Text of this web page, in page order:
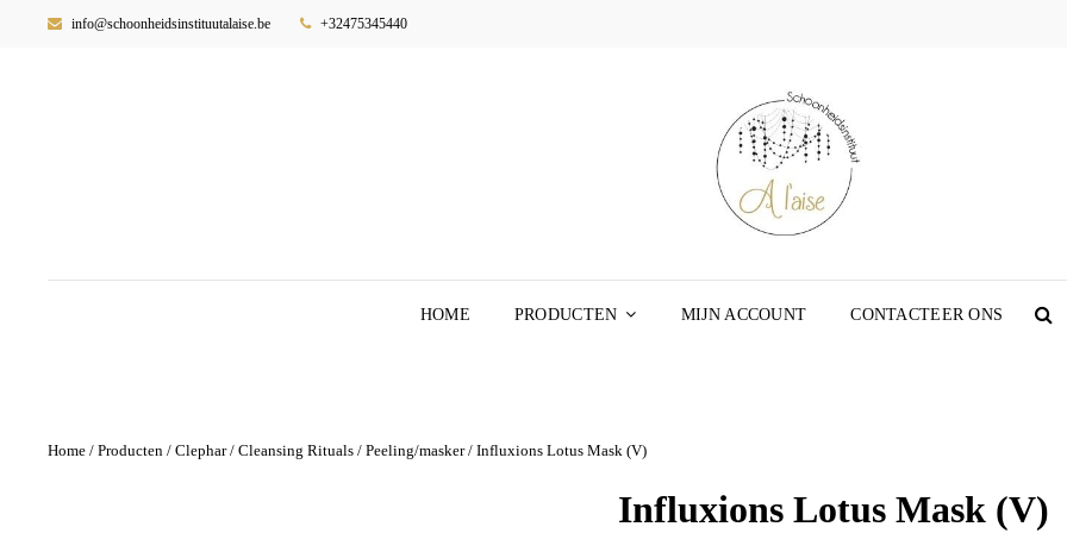
info@schoonheidsinstituutalaise.be +32475345440
HOME PRODUCTEN MIJN ACCOUNT CONTACTEER ONS
Home / Producten / Clephar/ Cleansing Rituals / Peeling/masker/ Influxions Lotus Mask (V)
Influxions Lotus Mask (V)